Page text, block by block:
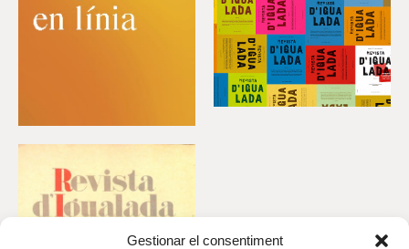
Gestionar el consentiment